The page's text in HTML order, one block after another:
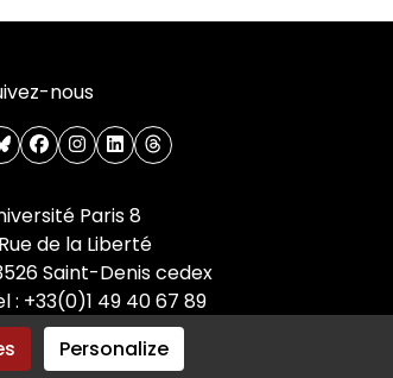
Personalize
nous
blueskyfacebook
instagram
linkedinthreads
Paris 8
de la Liberté
Saint-Denis cedex
: +33(0)1 49 40 67 89